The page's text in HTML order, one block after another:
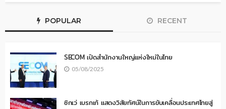
POPULAR RECENT
SECOM เปิดสำนักงานใหญ่แห่งใหม่ในไทย
05/08/2025
ซิกเว่ เบรกเก้ แสดงวิสัยทัศน์ในการขับเคลื่อนประเทศไทยสู่